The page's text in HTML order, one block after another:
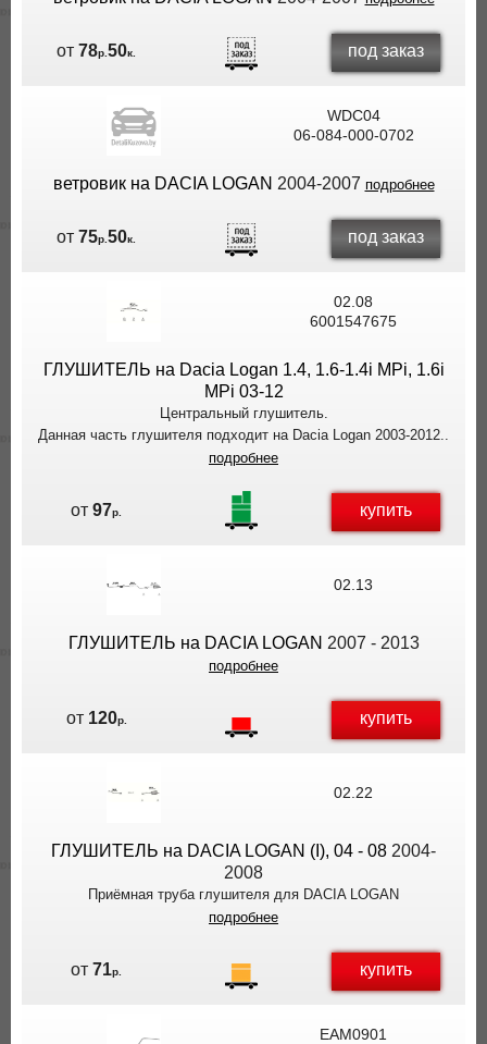
от78р.50к. под заказ
WDC04
06-084-000-0702
ветровик на DACIA LOGAN 2004-2007 подробнее
от75р.50к. под заказ
02.08
6001547675
ГЛУШИТЕЛЬ на Dacia Logan 1.4, 1.6-1.4i MPi, 1.6i
MPi 03-12
Центральный глушитель.
Данная часть глушителя подходит на Dacia Logan 2003-2012..
подробнее
от97р. купить
02.13
ГЛУШИТЕЛЬ на DACIA LOGAN 2007 - 2013
подробнее
от 120р. купить
02.22
ГЛУШИТЕЛЬ на DACIA LOGAN (I), 04 - 08 2004-
2008
Приёмная труба глушителя для DACIA LOGAN
подробнее
от71р. купить
EAM0901